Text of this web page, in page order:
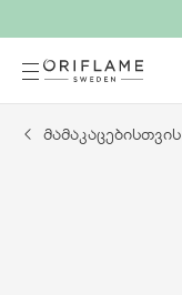
მამაკაცებისთვის